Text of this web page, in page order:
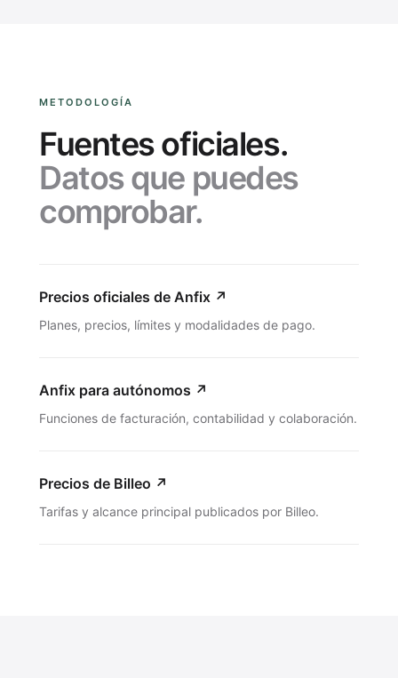
METODOLOGÍA
Fuentes oficiales.
Datos que puedes
comprobar.
Precios oficiales de Anfix ↗
Planes, precios, límites y modalidades de pago.
Anfix para autónomos ↗
Funciones de facturación, contabilidad y colaboración.
Precios de Billeo ↗
Tarifas y alcance principal publicados por Billeo.